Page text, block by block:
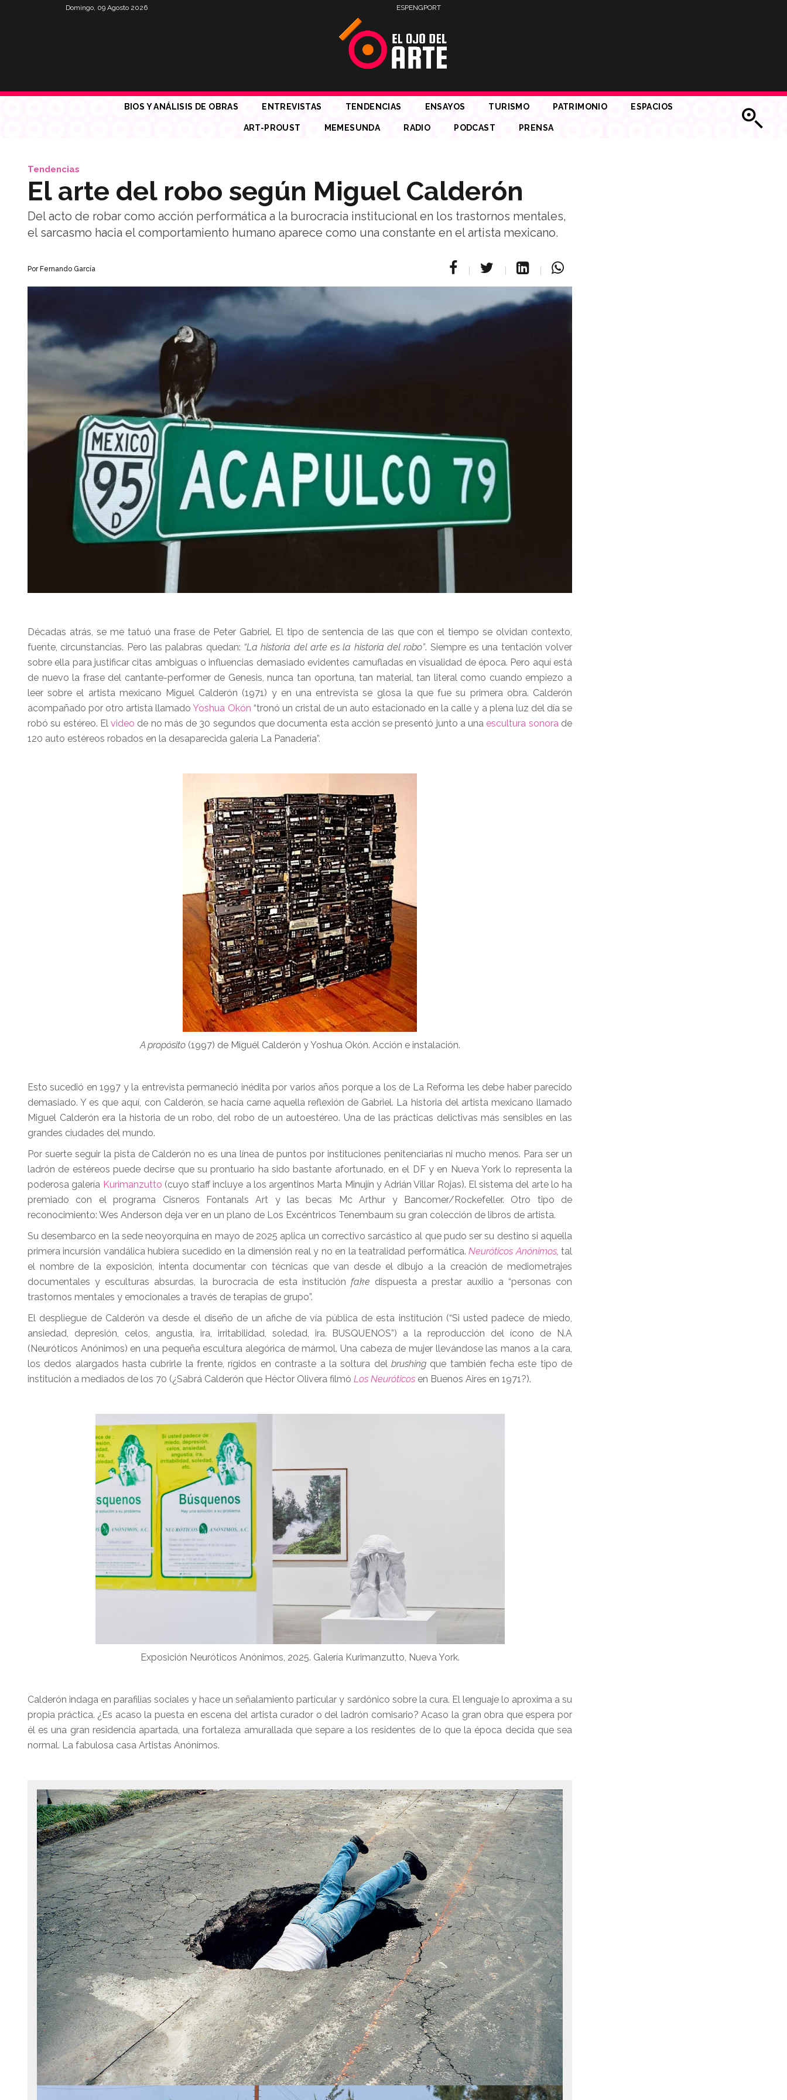
Domingo, 09 Agosto 2026 ESPENGPORT
BIOS Y ANÁLISIS DE OBRAS ENTREVISTAS TENDENCIAS ENSAYOS TURISMO PATRIMONIO ESPACIOS
ART-PROUST MEMESUNDA RADIO PODCAST PRENSA
Tendencias
El arte del robo según Miguel Calderón
Del acto de robar como acción performática a la burocracia institucional en los trastornos mentales,
el sarcasmo hacia el comportamiento humano aparece como una constante en el artista mexicano.
Por Fernando García
Décadas atrás, se me tatuó una frase de Peter Gabriel. El tipo de sentencia de las que con el tiempo se olvidan contexto,
fuente, circunstancias. Pero las palabras quedan: “La historia del arte es la historia del robo”. Siempre es una tentación volver
sobre ella para justificar citas ambiguas o influencias demasiado evidentes camufladas en visualidad de época. Pero aquí está
de nuevo la frase del cantante-performer de Genesis, nunca tan oportuna, tan material, tan literal como cuando empiezo a
leer sobre el artista mexicano Miguel Calderón (1971) y en una entrevista se glosa la que fue su primera obra. Calderón
acompañado por otro artista llamadoYoshua Okón “tronó un cristal de un auto estacionado en la calle y a plena luz del día se
robó su estéreo. Elvideo de no más de 30 segundos que documenta esta acción se presentó junto a una escultura sonorade
120 auto estéreos robados en la desaparecida galería La Panadería”.
A propósito(1997) de Miguél Calderón y Yoshua Okón. Acción e instalación.
Esto sucedió en 1997 y la entrevista permaneció inédita por varios años porque a los de La Reforma les debe haber parecido
demasiado. Y es que aquí, con Calderón, se hacía carne aquella reflexión de Gabriel. La historia del artista mexicano llamado
Miguel Calderón era la historia de un robo, del robo de un autoestéreo. Una de las prácticas delictivas más sensibles en las
grandes ciudades del mundo.
Por suerte seguir la pista de Calderón no es una línea de puntos por instituciones penitenciarias ni mucho menos. Para ser un
ladrón de estéreos puede decirse que su prontuario ha sido bastante afortunado, en el DF y en Nueva York lo representa la
poderosa galería Kurimanzutto (cuyo staff incluye a los argentinos Marta Minujín y Adrián Villar Rojas). El sistema del arte lo ha
premiado con el programa Cisneros Fontanals Art y las becas Mc Arthur y Bancomer/Rockefeller. Otro tipo de
reconocimiento: Wes Anderson deja ver en un plano de Los Excéntricos Tenembaum su gran colección de libros de artista.
Su desembarco en la sede neoyorquina en mayo de 2025 aplica un correctivo sarcástico al que pudo ser su destino si aquella
primera incursión vandálica hubiera sucedido en la dimensión real y no en la teatralidad performática.Neuróticos Anónimos, tal
el nombre de la exposición, intenta documentar con técnicas que van desde el dibujo a la creación de mediometrajes
documentales y esculturas absurdas, la burocracia de esta institución fake dispuesta a prestar auxilio a “personas con
trastornos mentales y emocionales a través de terapias de grupo”.
El despliegue de Calderón va desde el diseño de un afiche de vía pública de esta institución (“Si usted padece de miedo,
ansiedad, depresión, celos, angustia, ira, irritabilidad, soledad, ira. BUSQUENOS”) a la reproducción del ícono de N.A
(Neuróticos Anónimos) en una pequeña escultura alegórica de mármol. Una cabeza de mujer llevándose las manos a la cara,
los dedos alargados hasta cubrirle la frente, rígidos en contraste a la soltura del brushingque también fecha este tipo de
institución a mediados de los 70 (¿Sabrá Calderón que Héctor Olivera filmó Los Neuróticos en Buenos Aires en 1971?).
Exposición Neuróticos Anónimos, 2025. Galería Kurimanzutto, Nueva York.
Calderón indaga en parafilias sociales y hace un señalamiento particular y sardónico sobre la cura. El lenguaje lo aproxima a su
propia práctica. ¿Es acaso la puesta en escena del artista curador o del ladrón comisario? Acaso la gran obra que espera por
él es una gran residencia apartada, una fortaleza amurallada que separe a los residentes de lo que la época decida que sea
normal. La fabulosa casa Artistas Anónimos.